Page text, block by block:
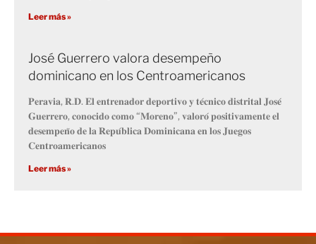
Leer más »
José Guerrero valora desempeño
dominicano en los Centroamericanos
𝐏𝐞𝐫𝐚𝐯𝐢𝐚, 𝐑.𝐃. 𝐄𝐥 𝐞𝐧𝐭𝐫𝐞𝐧𝐚𝐝𝐨𝐫 𝐝𝐞𝐩𝐨𝐫𝐭𝐢𝐯𝐨 𝐲 𝐭𝐞́𝐜𝐧𝐢𝐜𝐨 𝐝𝐢𝐬𝐭𝐫𝐢𝐭𝐚𝐥 𝐉𝐨𝐬𝐞́
𝐆𝐮𝐞𝐫𝐫𝐞𝐫𝐨, 𝐜𝐨𝐧𝐨𝐜𝐢𝐝𝐨 𝐜𝐨𝐦𝐨 “𝐌𝐨𝐫𝐞𝐧𝐨”, 𝐯𝐚𝐥𝐨𝐫𝐨́ 𝐩𝐨𝐬𝐢𝐭𝐢𝐯𝐚𝐦𝐞𝐧𝐭𝐞 𝐞𝐥
𝐝𝐞𝐬𝐞𝐦𝐩𝐞𝐧̃𝐨 𝐝𝐞 𝐥𝐚 𝐑𝐞𝐩𝐮́𝐛𝐥𝐢𝐜𝐚 𝐃𝐨𝐦𝐢𝐧𝐢𝐜𝐚𝐧𝐚 𝐞𝐧 𝐥𝐨𝐬 𝐉𝐮𝐞𝐠𝐨𝐬
𝐂𝐞𝐧𝐭𝐫𝐨𝐚𝐦𝐞𝐫𝐢𝐜𝐚𝐧𝐨𝐬
Leer más »